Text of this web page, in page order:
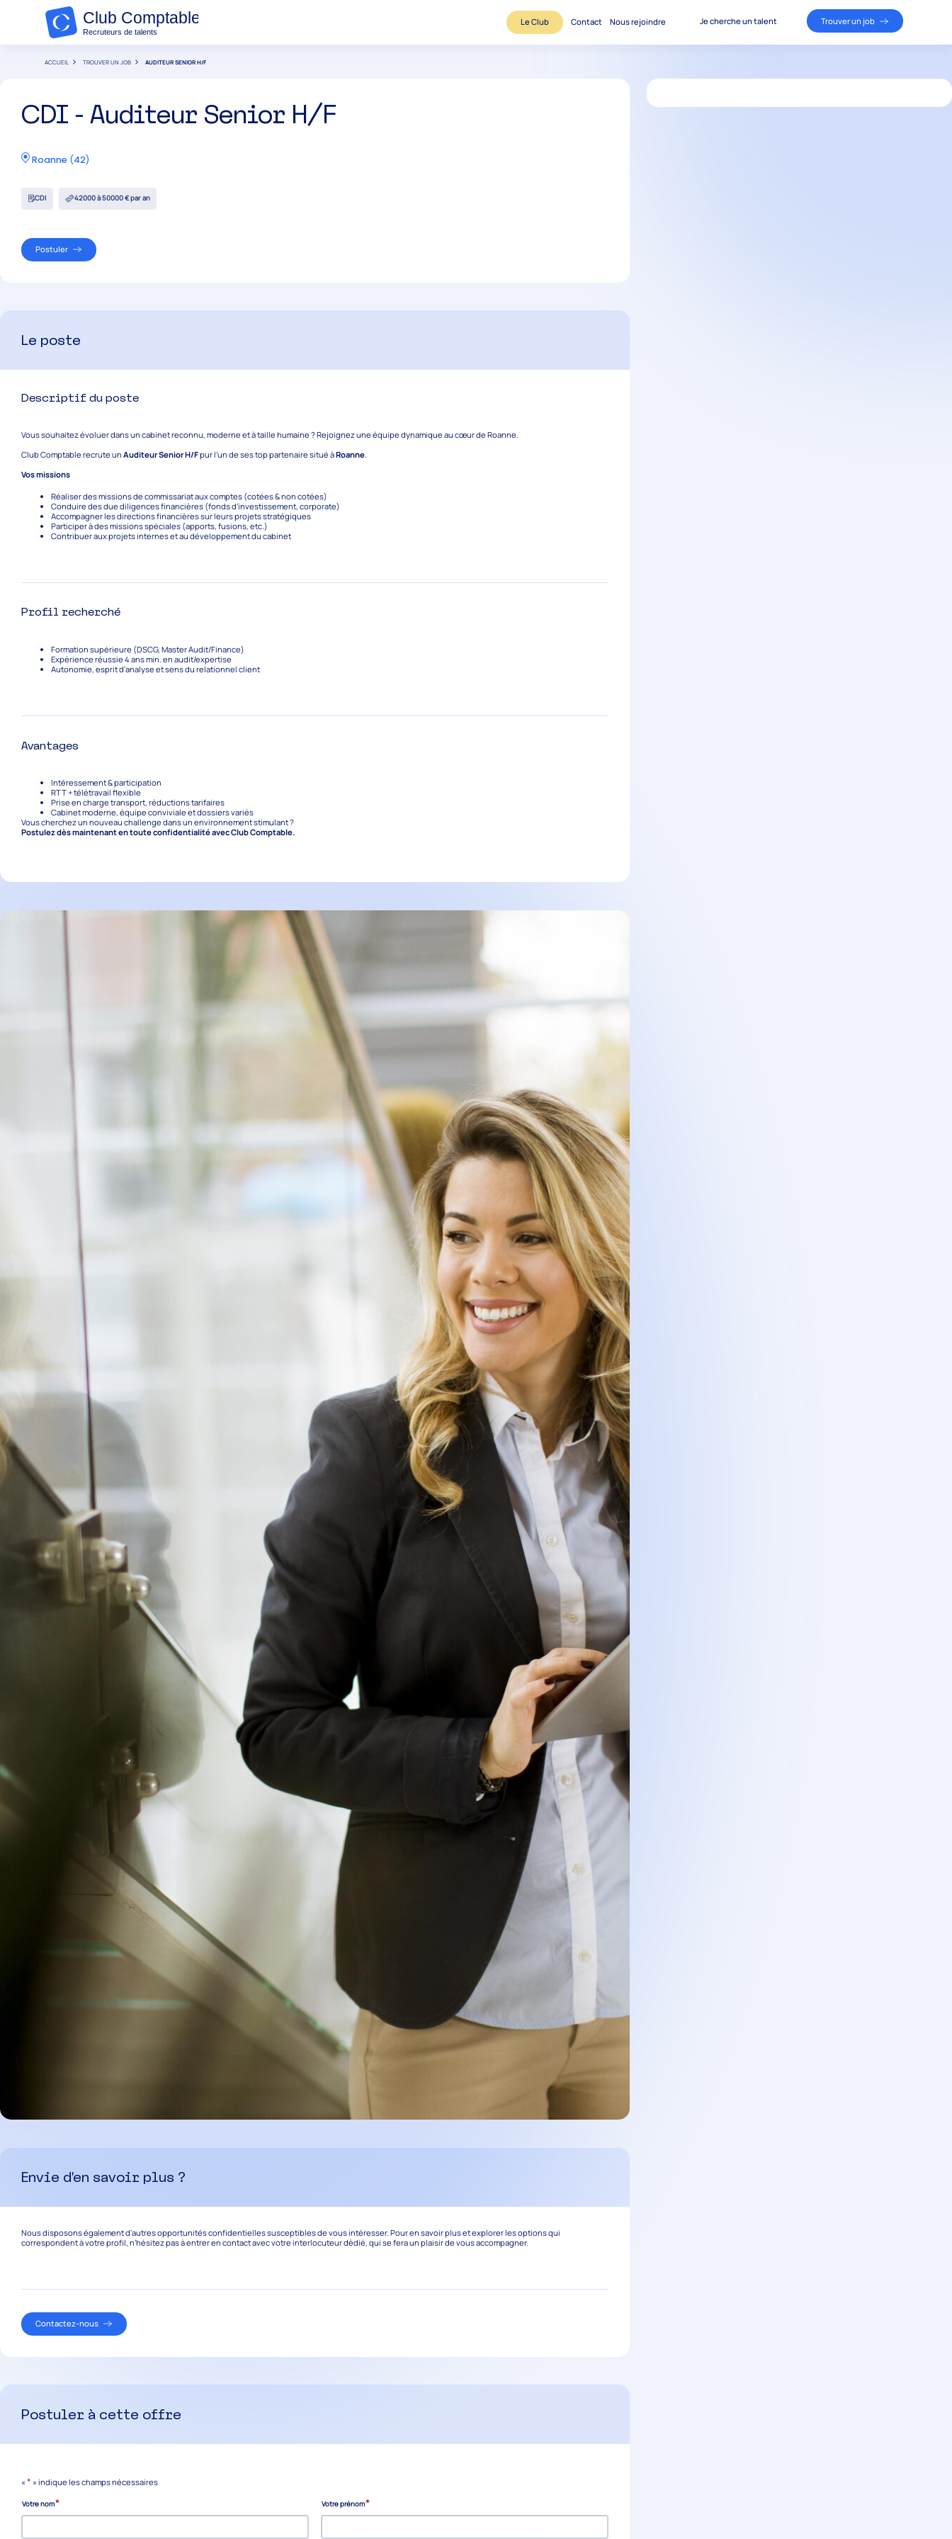
Le Club Contact Nous rejoindre Je cherche un talent Trouver un job
ACCUEIL TROUVER UN JOB AUDITEUR SENIOR H/F
CDI - Auditeur Senior H/F
Roanne (42)
CDI 42000 à 50000 € par an
Postuler
Le poste
Descriptif du poste
Vous souhaitez évoluer dans un cabinet reconnu, moderne et à taille humaine ? Rejoignez une équipe dynamique au cœur de Roanne.
Club Comptable recrute unAuditeur Senior H/Fpur l’un de ses top partenaire situé àRoanne.
Vos missions
Réaliser des missions de commissariat aux comptes (cotées & non cotées)
Conduire des due diligences financières (fonds d’investissement, corporate)
Accompagner les directions financières sur leurs projets stratégiques
Participer à des missions spéciales (apports, fusions, etc.)
Contribuer aux projets internes et au développement du cabinet
Profil recherché
Formation supérieure (DSCG, Master Audit/Finance)
Expérience réussie 4 ans min. en audit/expertise
Autonomie, esprit d’analyse et sens du relationnel client
Avantages
Intéressement & participation
RTT + télétravail flexible
Prise en charge transport, réductions tarifaires
Cabinet moderne, équipe conviviale et dossiers variés
Vous cherchez un nouveau challenge dans un environnement stimulant ?
Postulez dès maintenant en toute confidentialité avecClub Comptable.
Envie d’en savoir plus ?
Nous disposons également d’autres opportunités confidentielles susceptibles de vous intéresser. Pour en savoir plus et explorer les options qui
correspondent à votre profil, n’hésitez pas à entrer en contact avec votre interlocuteur dédié, qui se fera un plaisir de vous accompagner.
Contactez-nous
Postuler à cette offre
«* » indique les champs nécessaires
Votre nom* Votre prénom*